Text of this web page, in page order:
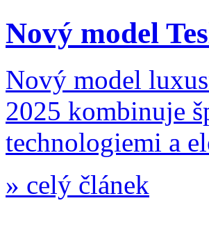
Nový model
Nový model
2025 kombinuje
technologiemi a
» celý článek